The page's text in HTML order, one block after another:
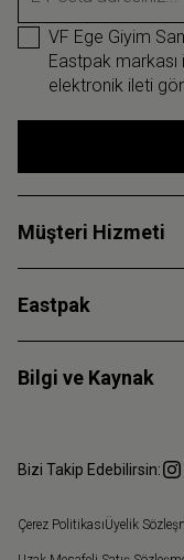
VF Ege Giyim
Eastpak markası
elektronik ileti
Müşteri Hizmeti
Eastpak
Bilgi ve Kaynak
Bizi Takip Edebilirsin:
Çerez PolitikasıÜyelik